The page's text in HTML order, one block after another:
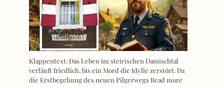
Klappentext: Das Leben im steirischen Damischtal
verläuft friedlich, bis ein Mord die Idylle zerstört. Da
die Erstbegehung des neuen Pilgerwegs Read more